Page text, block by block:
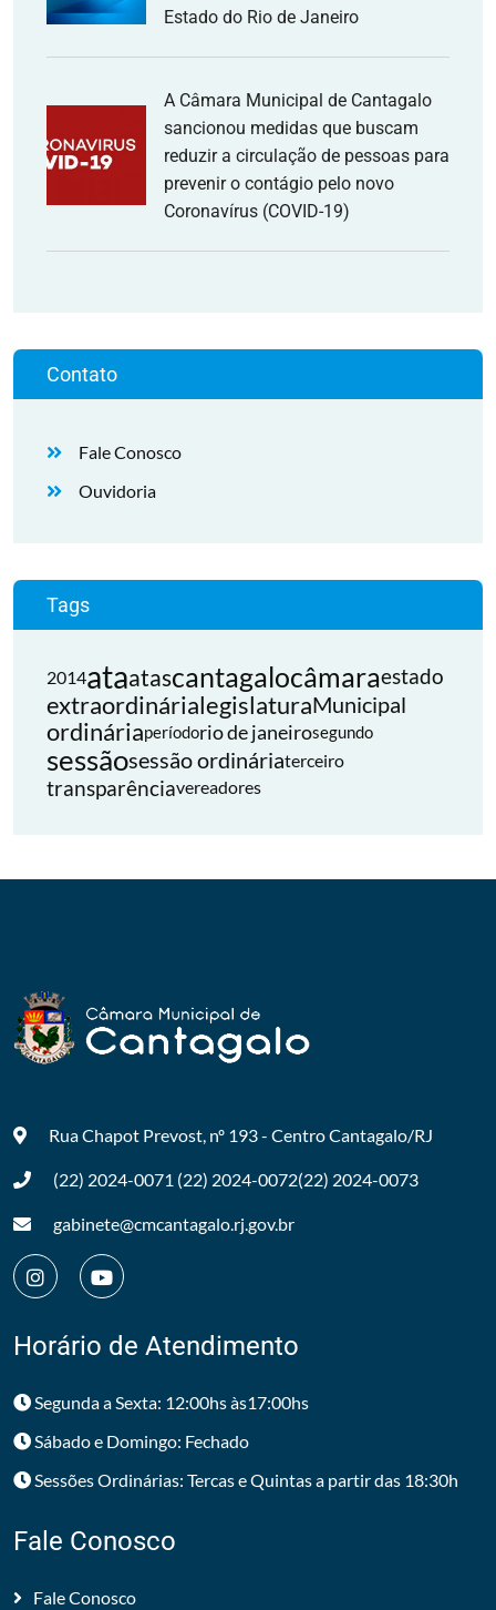
Estado do Rio de Janeiro
A Câmara Municipal de Cantagalo
sancionou medidas que buscam
reduzir a circulação de pessoas para
prevenir o contágio pelo novo
Coronavírus (COVID-19)
Contato
Fale Conosco
Ouvidoria
Tags
2014ataatascantagalocâmaraestado
extraordinárialegislaturaMunicipal
ordináriaperíodorio de janeirosegundo
sessãosessão ordináriaterceiro
transparênciavereadores
Rua Chapot Prevost, nº 193 - CentroCantagalo/RJ
(22) 2024-0071 (22) 2024-0072(22) 2024-0073
gabinete@cmcantagalo.rj.gov.br
Horário de Atendimento
Segunda a Sexta: 12:00hs às17:00hs
Sábado e Domingo: Fechado
Sessões Ordinárias: Tercas e Quintas a partir das 18:30h
Fale Conosco
Fale Conosco